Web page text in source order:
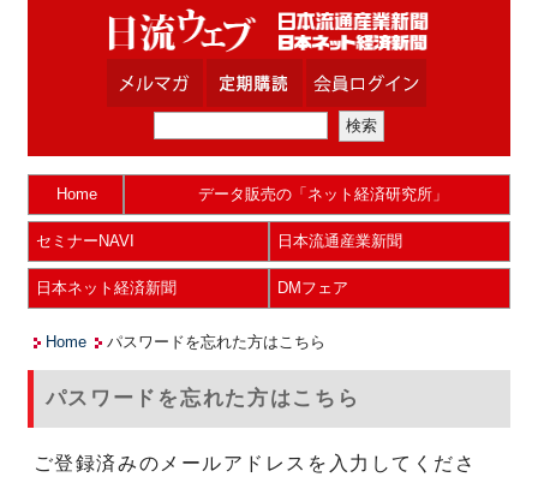
Home データ販売の「ネット経済研究所」
セミナーNAVI 日本流通産業新聞
日本ネット経済新聞 DMフェア
Home パスワードを忘れた方はこちら
パスワードを忘れた方はこちら
ご登録済みのメールアドレスを入力してくださ